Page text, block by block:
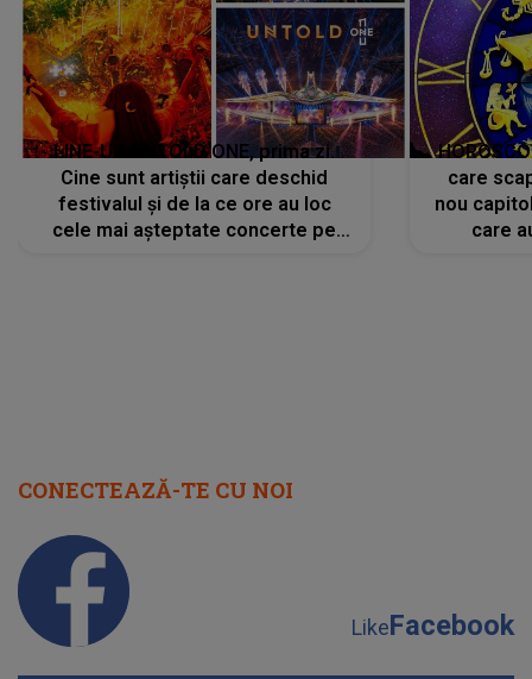
LINE-UP UNTOLD ONE, prima zi.
Cine sunt artiștii care deschid
festivalul și de la ce ore au loc
cele mai așteptate concerte pe
care
nou
care
CONECTEAZĂ-TE CU NOI
LikeFacebook